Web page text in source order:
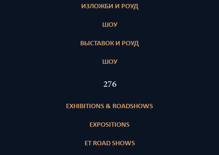
ИЗЛОЖБИ И РОУД
ШОУ
ВЫСТАВОК И РОУД
ШОУ
402
EXHIBITIONS & ROADSHOWS
EXPOSITIONS
ET ROAD SHOWS